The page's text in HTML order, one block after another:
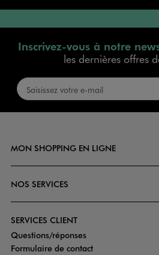
Inscrivez-vous à notre
les dernières offres
MON SHOPPING EN LIGNE
NOS SERVICES
SERVICES CLIENT
Questions/réponses
Formulaire de contact